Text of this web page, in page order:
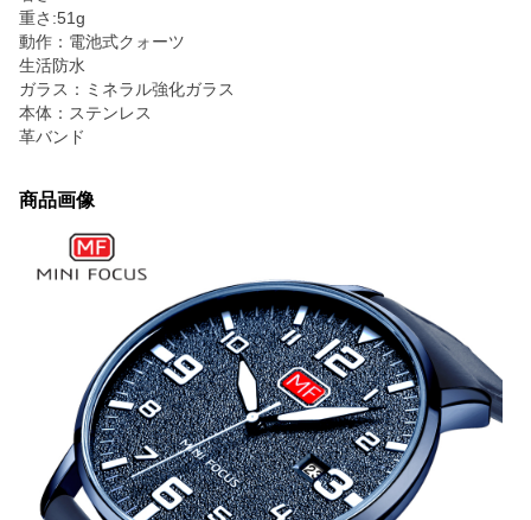
重さ:51g
動作：電池式クォーツ
生活防水
ガラス：ミネラル強化ガラス
本体：ステンレス
革バンド
商品画像